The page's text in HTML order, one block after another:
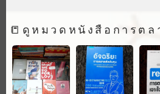
📒ดูหมวดหนังสือการตล